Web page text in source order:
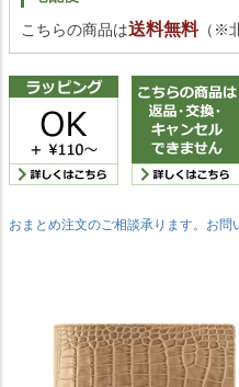
こちらの商品は送料無料（※
おまとめ注文のご相談承ります。お問